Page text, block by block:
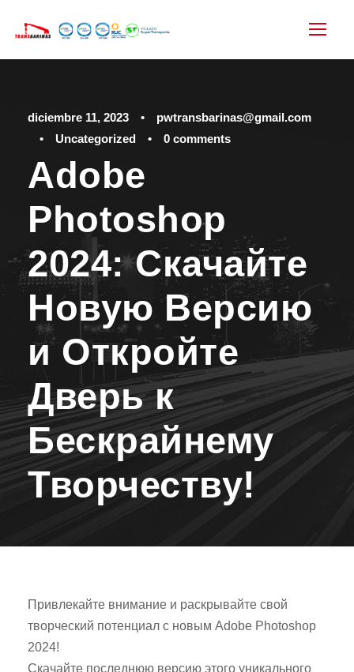
diciembre 11, 2023 •
pwtransbarinas@gmail.com
•
Uncategorized • 0 comments
Adobe
Photoshop
2024: Скачайте
Новую Версию
и Откройте
Дверь к
Бескрайнему
Творчеству!
Привлекайте внимание и раскрывайте свой
творческий потенциал с новым Adobe Photoshop
2024!
Скачайте последнюю версию этого уникального